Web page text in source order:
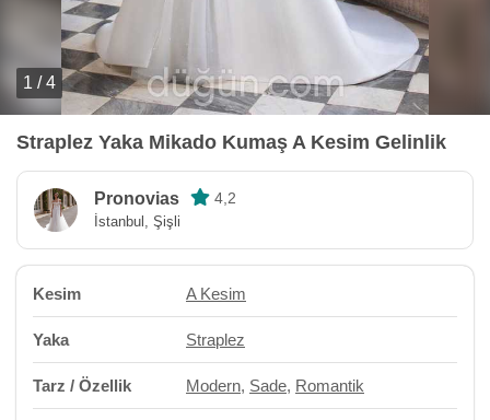
1 / 4
Straplez Yaka Mikado Kumaş A Kesim Gelinlik
Pronovias 4,2
İstanbul, Şişli
Kesim A Kesim
Yaka Straplez
Tarz / Özellik Modern, Sade, Romantik